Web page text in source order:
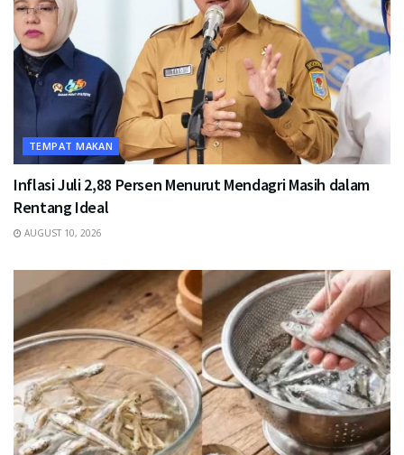
TEMPAT MAKAN
Inflasi Juli 2,88 Persen Menurut Mendagri Masih dalam
Rentang Ideal
AUGUST 10, 2026